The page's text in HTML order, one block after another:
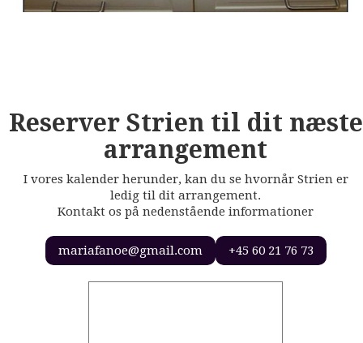
Reserver Strien til dit næste
arrangement
I vores kalender herunder, kan du se hvornår Strien er
ledig til dit arrangement.
Kontakt os på nedenstående informationer
mariafanoe@gmail.com +45 60 21 76 73